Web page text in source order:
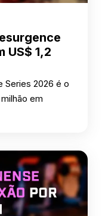
US$ 1,2
Series 2026 é o
em